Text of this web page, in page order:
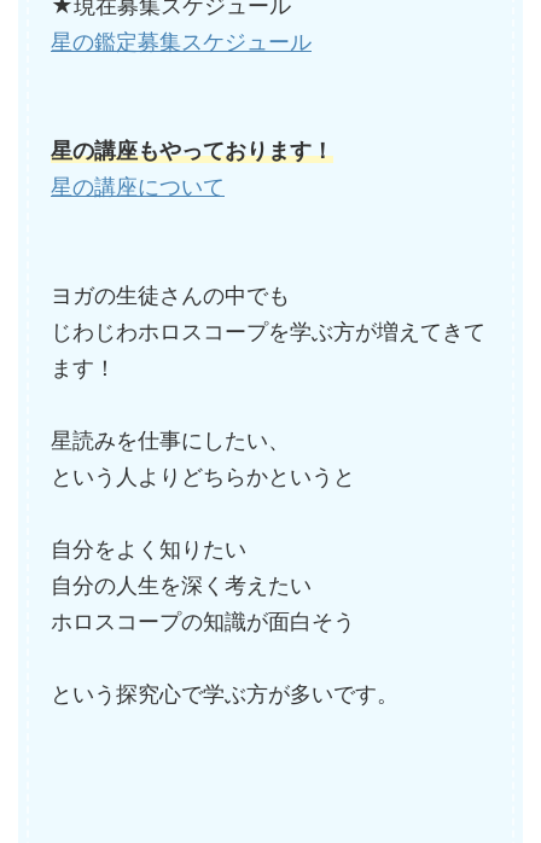
★現在募集スケジュール
星の鑑定募集スケジュール
星の講座もやっております！
星の講座について
ヨガの生徒さんの中でも
じわじわホロスコープを学ぶ方が増えてきて
ます！
星読みを仕事にしたい、
という人よりどちらかというと
自分をよく知りたい
自分の人生を深く考えたい
ホロスコープの知識が面白そう
という探究心で学ぶ方が多いです。